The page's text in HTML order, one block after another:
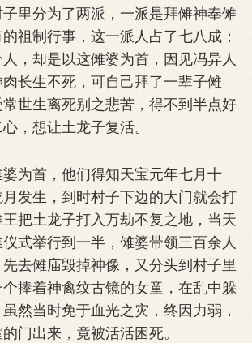
分为了两派，一派是拜傩神奉傩
祖制行事，这一派人占了七八成；
，却是以这傩婆为首，因见冯异人
长生不死，可自己拜了一辈子傩
世生离死别之悲苦，得不到半点好
，想让土龙子复活。
首，他们得知天宝元年七月十
发生，到时村子下边的大门就会打
把土龙子打入万劫不复之地，当天
式举行到一半，傩婆带领三百余人
去傩庙毁掉神像，又分头到村子里
捧着神禽纹古镜的女童，在乱中躲
然当时免于血光之灾，终因力弱，
门出来，竟被活活困死。